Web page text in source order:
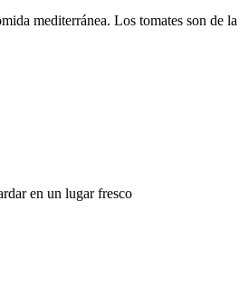
mediterránea. Los tomates son de
en un lugar fresco